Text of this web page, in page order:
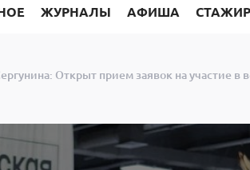
ЖУРНАЛЫ АФИША
Открыт прием заявок на участие